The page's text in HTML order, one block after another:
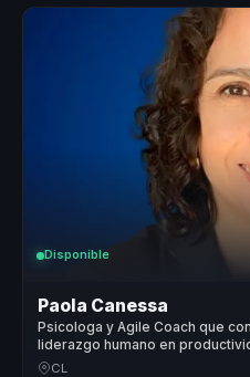
Disponible
Paola Canessa
Psicologa y Agile Coach que
liderazgo humano en
seguridad psicologica.
CL